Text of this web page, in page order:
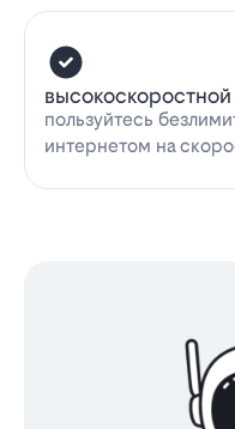
пользуйтесь
интернетом на